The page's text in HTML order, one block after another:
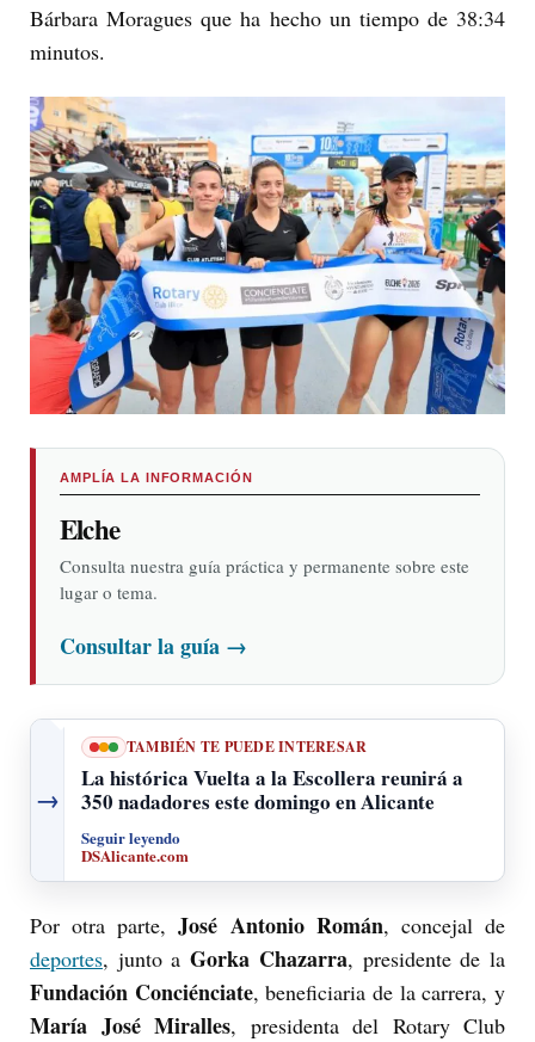
Bárbara Moragues que ha hecho un tiempo de 38:34
minutos.
AMPLÍA LA INFORMACIÓN
Elche
Consulta nuestra guía práctica y permanente sobre este
lugar o tema.
Consultar la guía →
→
TAMBIÉN TE PUEDE INTERESAR
La histórica Vuelta a la Escollera reunirá a
350 nadadores este domingo en Alicante
Seguir leyendo
DSAlicante.com
Por otra parte,José Antonio Román, concejal de
deportes, junto a Gorka Chazarra, presidente de la
Fundación Conciénciate, beneficiaria de la carrera, y
María José Miralles, presidenta del Rotary Club